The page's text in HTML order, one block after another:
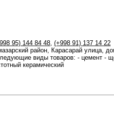
95) 144 84 48, (+998 91) 137 14 22
район, Карасарай улица,
виды товаров: - цемент -
керамический